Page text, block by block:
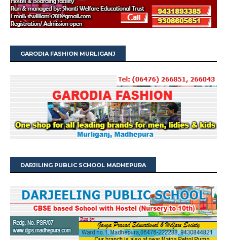
GARODIA FASHION MURLIGANJ
DARJILING PUBLIC SCHOOL MADHEPURA